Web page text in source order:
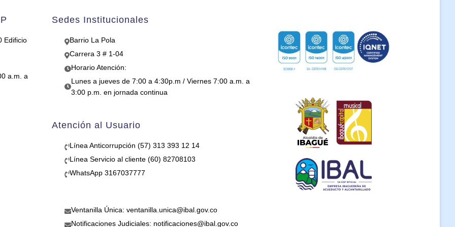
Edificio
a.m. a
Sedes Institucionales
Barrio La Pola
Carrera 3 # 1-04
Horario Atención:
Lunes a jueves de 7:00 a 4:30p.m / Viernes 7:00 a.m. a
3:00 p.m. en jornada continua
Atención al Usuario
Línea Anticorrupción (57) 313 393 12 14
Línea Servicio al cliente (60) 82708103
WhatsApp 3167037777
Ventanilla Única: ventanilla.unica@ibal.gov.co
Notificaciones Judiciales: notificaciones@ibal.gov.co